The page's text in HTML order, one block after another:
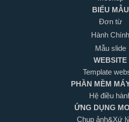
BIỂU MẪU
Đơn từ
Hành Chính
Mẫu slide
WEBSITE
Template
PHẦN MỀM
Hệ điều
ỨNG DỤNG
Chụp ảnh&Xứ